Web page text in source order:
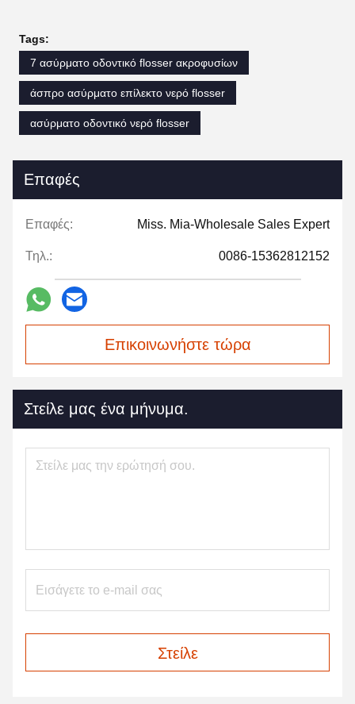
Tags:
7 ασύρματο οδοντικό flosser ακροφυσίων
άσπρο ασύρματο επίλεκτο νερό flosser
ασύρματο οδοντικό νερό flosser
Επαφές
Επαφές: Miss. Mia-Wholesale Sales Expert
Τηλ.: 0086-15362812152
Επικοινωνήστε τώρα
Στείλε μας ένα μήνυμα.
Στείλε